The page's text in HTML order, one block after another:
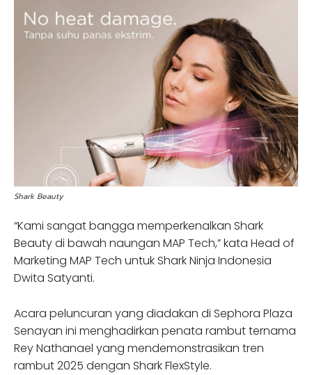
Shark Beauty
“Kami sangat bangga memperkenalkan Shark
Beauty di bawah naungan MAP Tech,” kata Head of
Marketing MAP Tech untuk Shark Ninja Indonesia
Dwita Satyanti.
Acara peluncuran yang diadakan di Sephora Plaza
Senayan ini menghadirkan penata rambut ternama
Rey Nathanael yang mendemonstrasikan tren
rambut 2025 dengan Shark FlexStyle.